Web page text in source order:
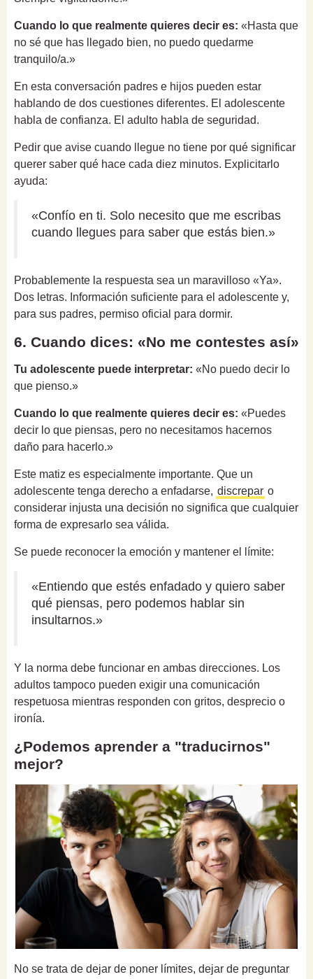
Cuando lo que realmente quieres decir es: «Hasta que
no sé que has llegado bien, no puedo quedarme
tranquilo/a.»
En esta conversación padres e hijos pueden estar
hablando de dos cuestiones diferentes. El adolescente
habla de confianza. El adulto habla de seguridad.
Pedir que avise cuando llegue no tiene por qué significar
querer saber qué hace cada diez minutos. Explicitarlo
ayuda:
«Confío en ti. Solo necesito que me escribas
cuando llegues para saber que estás bien.»
Probablemente la respuesta sea un maravilloso «Ya».
Dos letras. Información suficiente para el adolescente y,
para sus padres, permiso oficial para dormir.
6. Cuando dices: «No me contestes así»
Tu adolescente puede interpretar: «No puedo decir lo
que pienso.»
Cuando lo que realmente quieres decir es: «Puedes
decir lo que piensas, pero no necesitamos hacernos
daño para hacerlo.»
Este matiz es especialmente importante. Que un
adolescente tenga derecho a enfadarse, discrepar o
considerar injusta una decisión no significa que cualquier
forma de expresarlo sea válida.
Se puede reconocer la emoción y mantener el límite:
«Entiendo que estés enfadado y quiero saber
qué piensas, pero podemos hablar sin
insultarnos.»
Y la norma debe funcionar en ambas direcciones. Los
adultos tampoco pueden exigir una comunicación
respetuosa mientras responden con gritos, desprecio o
ironía.
¿Podemos aprender a "traducirnos"
mejor?
No se trata de dejar de poner límites, dejar de preguntar